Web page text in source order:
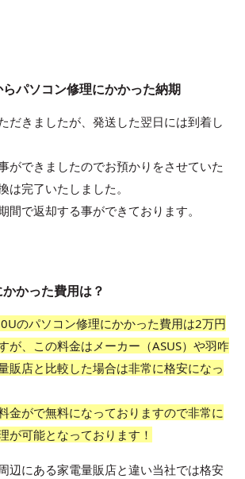
パソコン修理にかかった納期
だきましたが、発送した翌日には到着し
ができましたのでお預かりをさせていた
は完了いたしました。
間で返却する事ができております。
かった費用は？
のパソコン修理にかかった費用は2万円
が、この料金はメーカー（ASUS）や羽咋
販店と比較した場合は非常に格安になっ
金がで無料になっておりますので非常に
が可能となっております！
辺にある家電量販店と違い当社では格安